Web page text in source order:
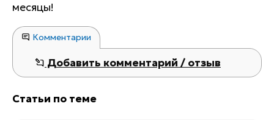
месяцы!
Комментарии
Добавить комментарий / отзыв
Статьи по теме